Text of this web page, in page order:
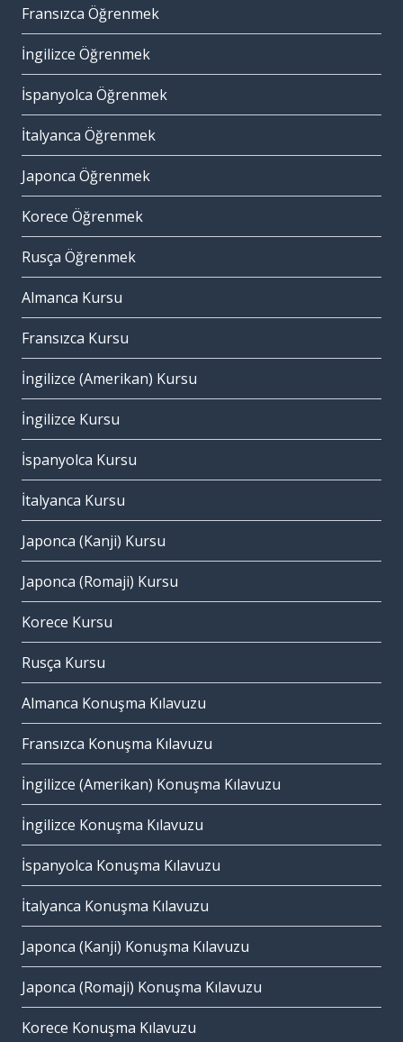
Fransızca Öğrenmek
İngilizce Öğrenmek
İspanyolca Öğrenmek
İtalyanca Öğrenmek
Japonca Öğrenmek
Korece Öğrenmek
Rusça Öğrenmek
Almanca Kursu
Fransızca Kursu
İngilizce (Amerikan) Kursu
İngilizce Kursu
İspanyolca Kursu
İtalyanca Kursu
Japonca (Kanji) Kursu
Japonca (Romaji) Kursu
Korece Kursu
Rusça Kursu
Almanca Konuşma Kılavuzu
Fransızca Konuşma Kılavuzu
İngilizce (Amerikan) Konuşma Kılavuzu
İngilizce Konuşma Kılavuzu
İspanyolca Konuşma Kılavuzu
İtalyanca Konuşma Kılavuzu
Japonca (Kanji) Konuşma Kılavuzu
Japonca (Romaji) Konuşma Kılavuzu
Korece Konuşma Kılavuzu